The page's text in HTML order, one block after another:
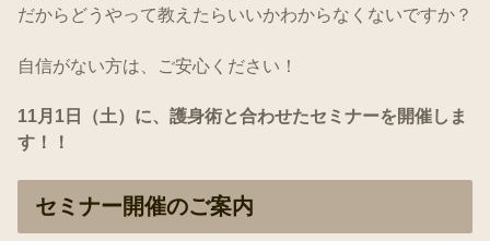
だからどうやって教えたらいいかわからなくないですか？
自信がない方は、ご安心ください！
11月1日（土）に、護身術と合わせたセミナーを開催しま
す！！
セミナー開催のご案内